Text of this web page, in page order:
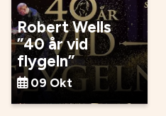
Robert Wells
”40 år vid
flygeln”
09 Okt